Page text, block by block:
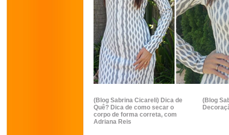
(Blog Sabrina Cicareli) Dica de
Quê? Dica de como secar o
corpo de forma correta, com
Adriana Reis
(Blog